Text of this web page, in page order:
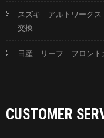
スズキ アルトワークス
交換
日産 リーフ フロント
CUSTOMER